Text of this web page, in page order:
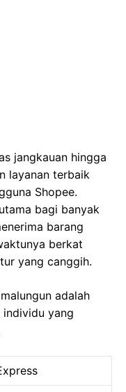
jangkauan hingga
layanan terbaik
Shopee.
bagi banyak
barang
berkat
yang canggih.
adalah
yang